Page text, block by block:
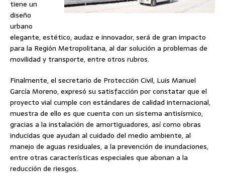
tiene un
diseño
urbano
elegante, estético, audaz e innovador, será de gran impacto
para la Región Metropolitana, al dar solución a problemas de
movilidad y transporte, entre otros rubros.
Finalmente, el secretario de Protección Civil, Luis Manuel
García Moreno, expresó su satisfacción por constatar que el
proyecto vial cumple con estándares de calidad internacional,
muestra de ello es que cuenta con un sistema antisísmico,
gracias a la instalación de amortiguadores, así como obras
inducidas que ayudan al cuidado del medio ambiente, al
manejo de aguas residuales, a la prevención de inundaciones,
entre otras características especiales que abonan a la
reducción de riesgos.